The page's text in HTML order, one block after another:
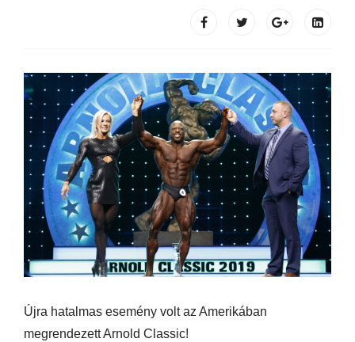
Újra hatalmas esemény volt az Amerikában
megrendezett Arnold Classic!